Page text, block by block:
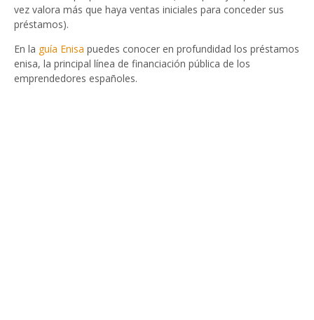
vez valora más que haya ventas iniciales para conceder sus
préstamos).
En la guía Enisa puedes conocer en profundidad los préstamos
enisa, la principal línea de financiación pública de los
emprendedores españoles.